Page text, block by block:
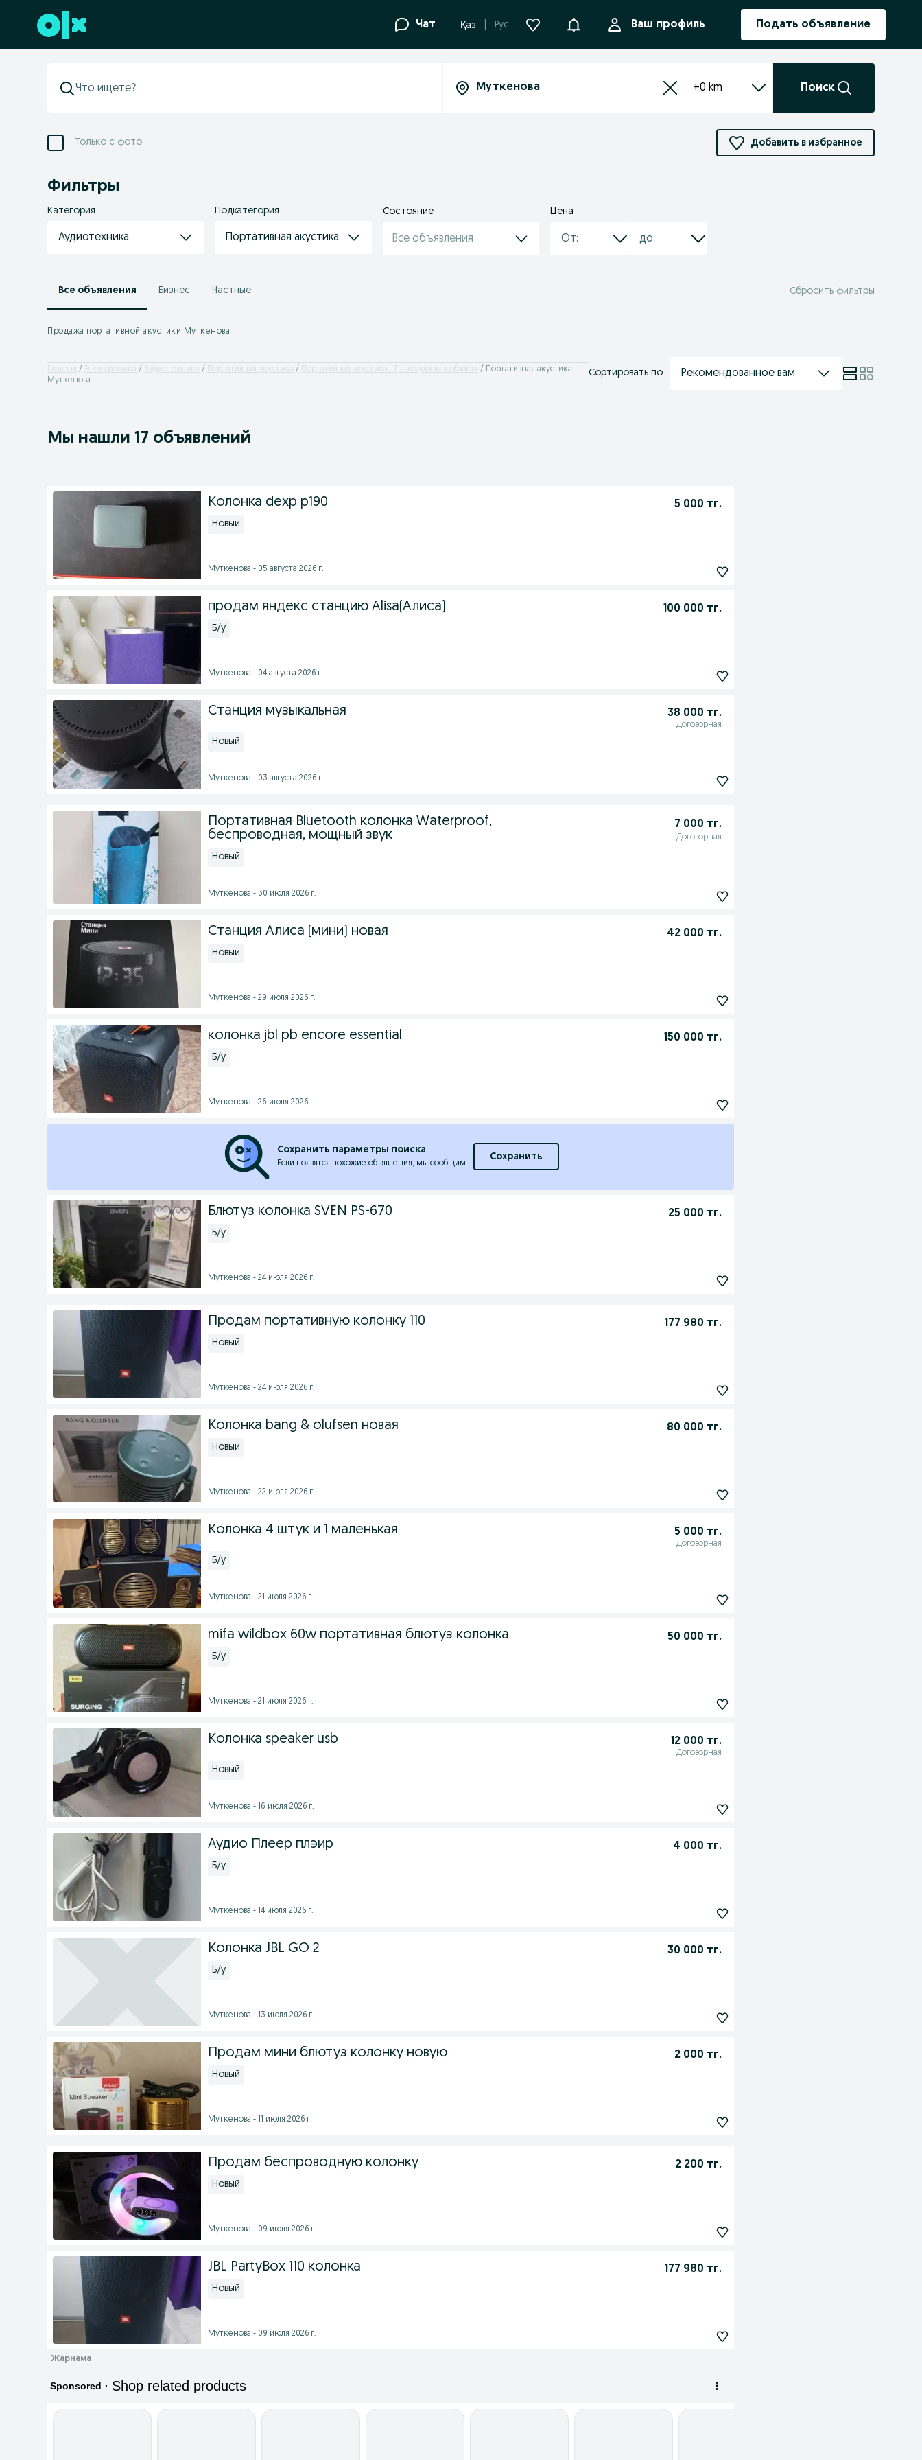
Перейти к нижнему колонтитулу Чат Қаз Рус УведомленияВаш профиль Подать объявление
+0 km Поиск
Только с фото Добавить в избранное
Фильтры
Категория
Аудиотехника
Подкатегория
Портативная акустика
Состояние
Все объявления
Цена
Все объявления Бизнес Частные Сбросить фильтры
Продажа портативной акустики Муткенова
Главная Электроника Аудиотехника Портативная акустика Портативная акустика - Павлодарская область
Портативная акустика -
Муткенова
Сортировать по: Рекомендованное вам
Мы нашли 17 объявлений
Колонка dexp p190 5 000 тг.
Новый
Муткенова - 05 августа 2026 г.
продам яндекс станцию Alisa(Алиса) 100 000 тг.
Б/у
Муткенова - 04 августа 2026 г.
Станция музыкальная 38 000 тг.
Договорная
Новый
Муткенова - 03 августа 2026 г.
Портативная Bluetooth колонка Waterproof,
беспроводная, мощный звук
7 000 тг.
Договорная
Новый
Муткенова - 30 июля 2026 г.
Станция Алиса (мини) новая 42 000 тг.
Новый
Муткенова - 29 июля 2026 г.
колонка jbl pb encore essential 150 000 тг.
Б/у
Муткенова - 26 июля 2026 г.
Сохранить параметры поиска
Если появятся похожие объявления, мы сообщим.
Сохранить
Блютуз колонка SVEN PS-670 25 000 тг.
Б/у
Муткенова - 24 июля 2026 г.
Продам портативную колонку 110 177 980 тг.
Новый
Муткенова - 24 июля 2026 г.
Колонка bang & olufsen новая 80 000 тг.
Новый
Муткенова - 22 июля 2026 г.
Колонка 4 штук и 1 маленькая 5 000 тг.
Договорная
Б/у
Муткенова - 21 июля 2026 г.
mifa wildbox 60w портативная блютуз колонка 50 000 тг.
Б/у
Муткенова - 21 июля 2026 г.
Колонка speaker usb 12 000 тг.
Договорная
Новый
Муткенова - 16 июля 2026 г.
Аудио Плеер плэир 4 000 тг.
Б/у
Муткенова - 14 июля 2026 г.
Колонка JBL GO 2 30 000 тг.
Б/у
Муткенова - 13 июля 2026 г.
Продам мини блютуз колонку новую 2 000 тг.
Новый
Муткенова - 11 июля 2026 г.
Продам беспроводную колонку 2 200 тг.
Новый
Муткенова - 09 июля 2026 г.
JBL PartyBox 110 колонка 177 980 тг.
Новый
Муткенова - 09 июля 2026 г.